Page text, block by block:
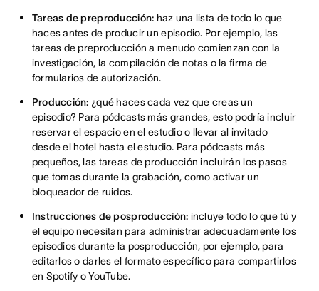
Tareas de preproducción: haz una lista de todo lo que
haces antes de producir un episodio. Por ejemplo, las
tareas de preproducción a menudo comienzan con la
investigación, la compilación de notas o la firma de
formularios de autorización.
Producción: ¿qué haces cada vez que creas un
episodio? Para pódcasts más grandes, esto podría incluir
reservar el espacio en el estudio o llevar al invitado
desde el hotel hasta el estudio. Para pódcasts más
pequeños, las tareas de producción incluirán los pasos
que tomas durante la grabación, como activar un
bloqueador de ruidos.
Instrucciones de posproducción: incluye todo lo que tú y
el equipo necesitan para administrar adecuadamente los
episodios durante la posproducción, por ejemplo, para
editarlos o darles el formato específico para compartirlos
en Spotify o YouTube.